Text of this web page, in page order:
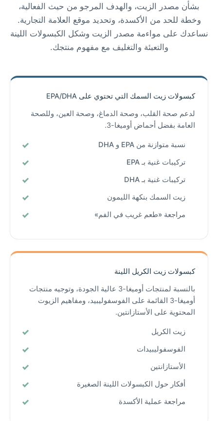
بشأن مصدر الزيت، والهدف المرجو من حيث الفعالية،
وخطة للحد من الأكسدة، وتحديد موقع العلامة التجارية.
نساعدك على مواءمة مصدر الزيت وشكل الكبسولات اللينة
والتعبئة والتغليف مع مفهوم منتجك.
كبسولات زيت السمك التي تحتوي على EPA/DHA
لدعم صحة القلب، وصحة الدماغ، وصحة العين، وللصحة
العامة بفضل أحماض أوميغا-3.
نسبة متوازنة من EPA و DHA
تركيبات غنية بـ EPA
تركيبات غنية بـ DHA
زيت السمك بنكهة الليمون
مراجعة «طعم غريب في الفم»
كبسولات زيت الكريل اللينة
بالنسبة لمنتجات أوميغا-3 عالية الجودة، وتوجيه منتجات
أوميغا-3 القائمة على الفوسفوليبيد، ومفاهيم الزيوت
المحتوية على الأستازانتين.
زيت الكريل
الفوسفوليبيدات
الأستازانتين
أفكار حول الكبسولات اللينة الصغيرة
مراجعة عملية الأكسدة